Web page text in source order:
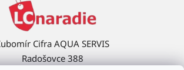
Cifra AQUA SERVIS
Radošovce 388